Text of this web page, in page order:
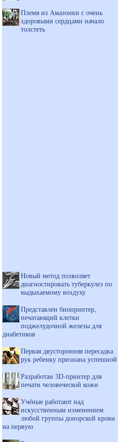
Племя из Амазонки с очень
здоровыми сердцами начало
толстеть
Новый метод позволяет
диагностировать туберкулез по
выдыхаемому воздуху
Представлен биопринтер,
печатающий клетки
поджелудочной железы для
диабетиков
Первая двусторонняя пересадка
рук ребенку признана успешной
Разработан 3D-принтер для
печати человеческой кожи
Учёные работают над
искусственным изменением
любой группы донорской крови
на первую